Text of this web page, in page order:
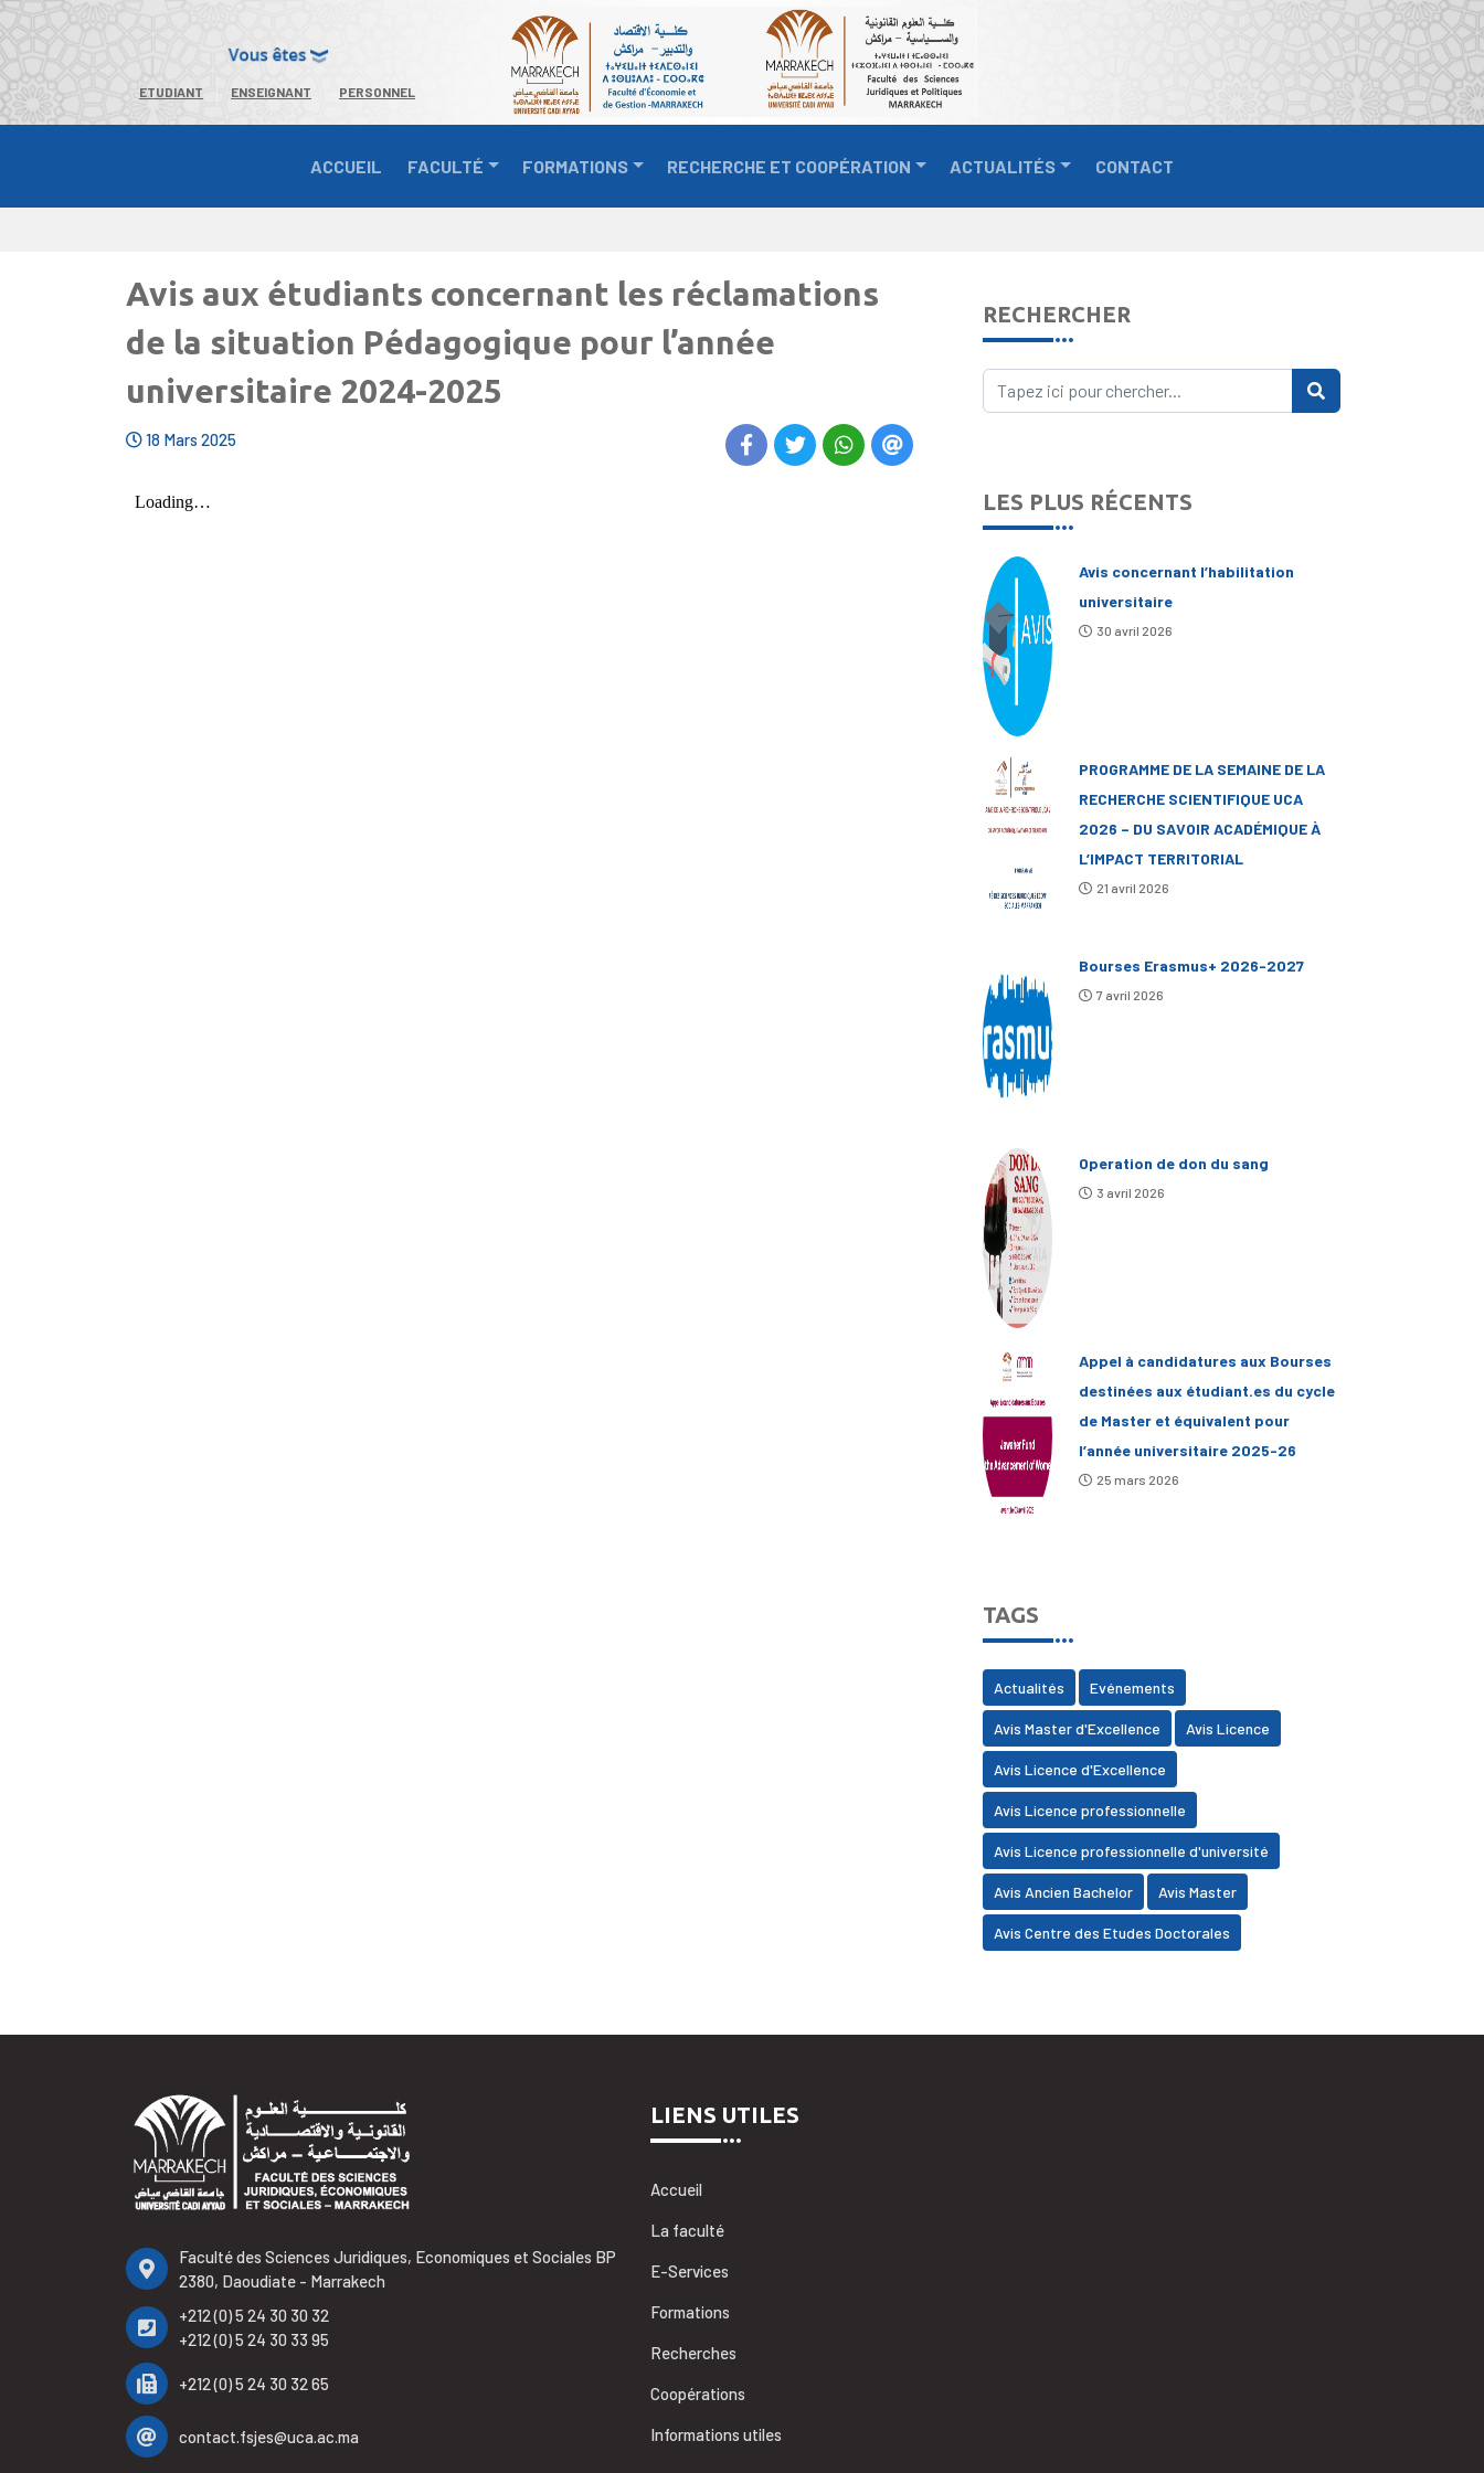
ETUDIANT ENSEIGNANT PERSONNEL
ACCUEIL FACULTÉ FORMATIONS RECHERCHE ET COOPÉRATION ACTUALITÉS CONTACT
Avis aux étudiants concernant les réclamations
de la situation Pédagogique pour l’année
universitaire 2024-2025
18 Mars 2025
RECHERCHER
LES PLUS RÉCENTS
Avis concernant l’habilitation
universitaire
30 avril 2026
PROGRAMME DE LA SEMAINE DE LA
RECHERCHE SCIENTIFIQUE UCA
2026 – DU SAVOIR ACADÉMIQUE À
L’IMPACT TERRITORIAL
21 avril 2026
Bourses Erasmus+ 2026-2027
7 avril 2026
Operation de don du sang
3 avril 2026
Appel à candidatures aux Bourses
destinées aux étudiant.es du cycle
de Master et équivalent pour
l’année universitaire 2025-26
25 mars 2026
TAGS
Actualités Evénements
Avis Master d'Excellence Avis Licence
Avis Licence d'Excellence
Avis Licence professionnelle
Avis Licence professionnelle d'université
Avis Ancien Bachelor Avis Master
Avis Centre des Etudes Doctorales
Faculté des Sciences Juridiques, Economiques et Sociales BP
2380, Daoudiate - Marrakech
+212 (0) 5 24 30 30 32
+212 (0) 5 24 30 33 95
+212 (0) 5 24 30 32 65
contact.fsjes@uca.ac.ma
LIENS UTILES
Accueil
La faculté
E-Services
Formations
Recherches
Coopérations
Informations utiles